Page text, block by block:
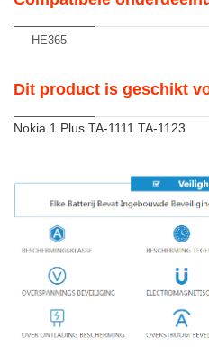
HE365
Dit product is geschikt
Nokia 1 Plus TA-1111 TA-1123